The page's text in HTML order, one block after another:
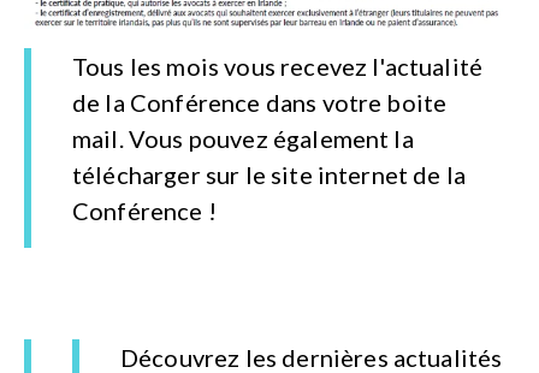
Tous les mois vous recevez l'actualité
de la Conférence dans votre boite
mail.Vous pouvez également la
télécharger sur le site internet de la
Conférence !
Découvrez les dernières actualités